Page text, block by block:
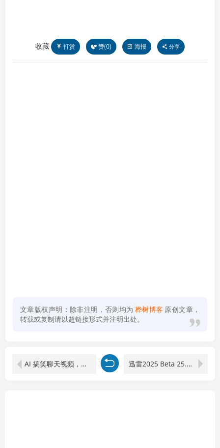
收藏 打赏 赞(0) 海报 分享
文章版权声明：除非注明，否则均为 桦树博客 原创文章，
转载或复制请以超链接形式并注明出处。
AI 搞笑聊天视频，简单创作，轻松日入 500 +的干货教程 迅雷2025 Beta 25.0.1.1032 绿色精简版